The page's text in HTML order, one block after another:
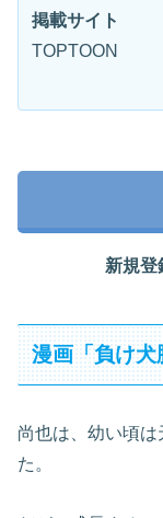
掲載サイト
TOPTOON
新規登
漫画「負け
尚也は、幼い頃
た。